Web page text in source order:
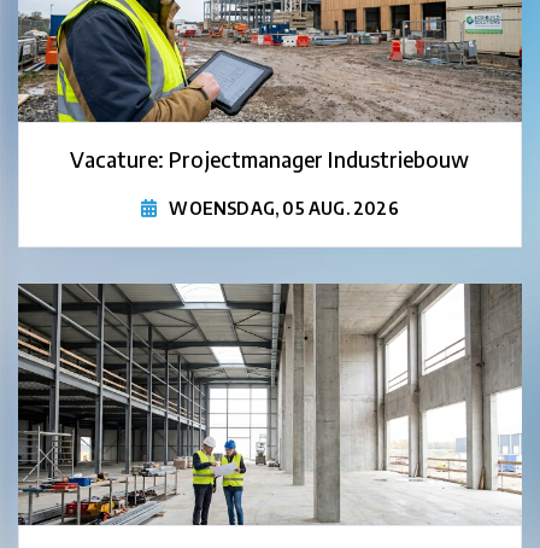
Vacature: Projectmanager Industriebouw
WOENSDAG, 05 AUG. 2026